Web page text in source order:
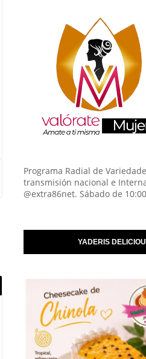
Programa Radial de
transmisión nacional e
@extra86net. Sábado de
YADERIS